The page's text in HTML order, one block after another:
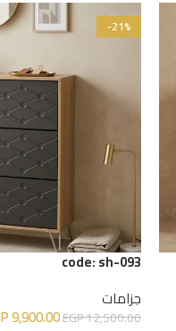
-21%
code: sh-093
جزامات
EGP12,500.00
9,900.00